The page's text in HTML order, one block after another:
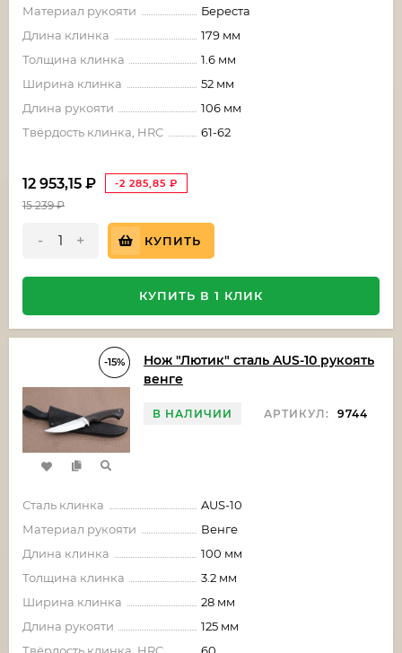
Материал рукояти
Береста
Длина клинка
179 мм
Толщина клинка
1.6 мм
Ширина клинка
52 мм
Длина рукояти
106 мм
Твёрдость клинка, HRC
61-62
12 953,15 ₽ -2 285,85 ₽
15 239₽
- + КУПИТЬ
КУПИТЬ В 1 КЛИК
-15%
Нож "Лютик" сталь AUS-10 рукоять
венге
В НАЛИЧИИ АРТИКУЛ: 9744
Сталь клинка
AUS-10
Материал рукояти
Венге
Длина клинка
100 мм
Толщина клинка
3.2 мм
Ширина клинка
28 мм
Длина рукояти
125 мм
Твёрдость клинка, HRC
60